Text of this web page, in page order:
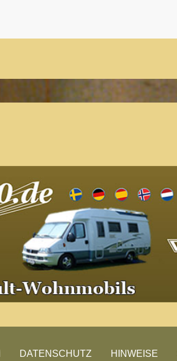
DATENSCHUTZ HINWEISE